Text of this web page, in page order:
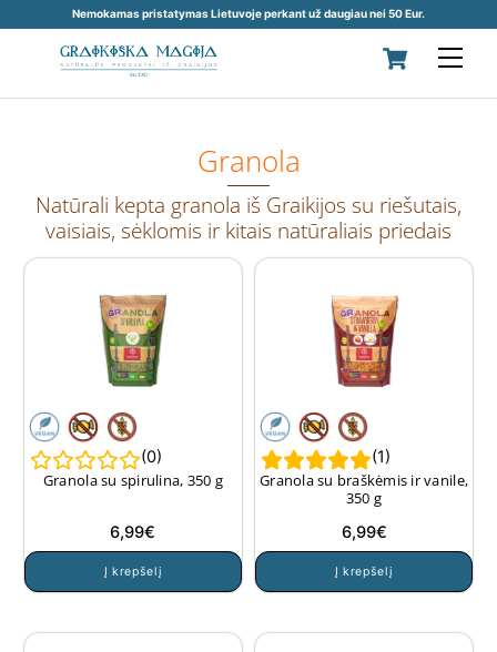
Nemokamas pristatymas Lietuvoje perkant už daugiau nei 50 Eur.
Cart
Granola
Natūrali kepta granola iš Graikijos su riešutais,
vaisiais, sėklomis ir kitais natūraliais priedais
(0)
Granola su spirulina, 350 g
6,99€
Į krepšelį
(1)
Granola su braškėmis ir vanile,
350 g
6,99€
Į krepšelį